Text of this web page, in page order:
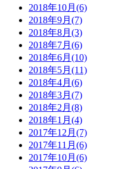
2018年10月(6)
2018年9月(7)
2018年8月(3)
2018年7月(6)
2018年6月(10)
2018年5月(11)
2018年4月(6)
2018年3月(7)
2018年2月(8)
2018年1月(4)
2017年12月(7)
2017年11月(6)
2017年10月(6)